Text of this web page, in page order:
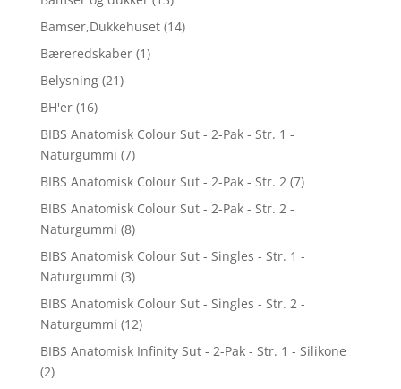
Bamser,Dukkehuset (14)
Bæreredskaber (1)
Belysning (21)
BH'er (16)
BIBS Anatomisk Colour Sut - 2-Pak - Str. 1 -
Naturgummi (7)
BIBS Anatomisk Colour Sut - 2-Pak - Str. 2 (7)
BIBS Anatomisk Colour Sut - 2-Pak - Str. 2 -
Naturgummi (8)
BIBS Anatomisk Colour Sut - Singles - Str. 1 -
Naturgummi (3)
BIBS Anatomisk Colour Sut - Singles - Str. 2 -
Naturgummi (12)
BIBS Anatomisk Infinity Sut - 2-Pak - Str. 1 - Silikone
(2)